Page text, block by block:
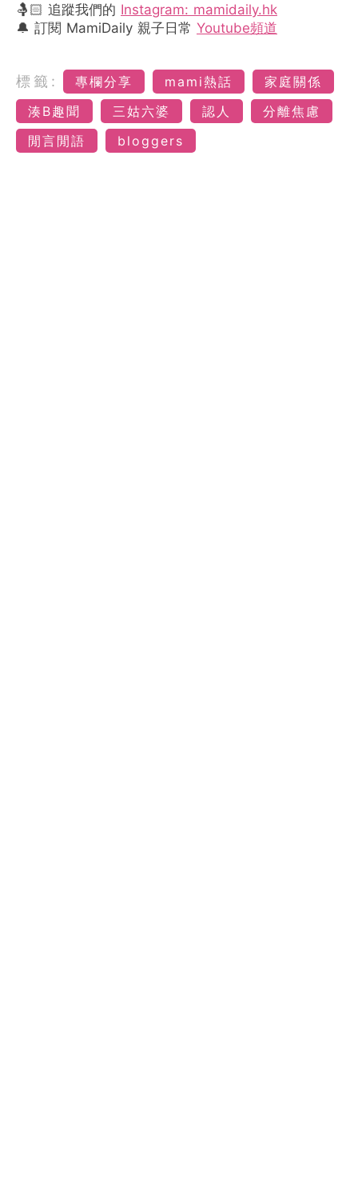
🤱🏻 追蹤我們的 Instagram: mamidaily.hk
🔔 訂閱 MamiDaily 親子日常 Youtube頻道
標籤: 專欄分享 mami熱話
家庭關係
湊B趣聞
三姑六婆 認人
分離焦慮
閒言閒語
bloggers